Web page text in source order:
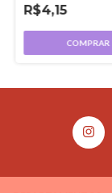
R$4,15
COMPRAR